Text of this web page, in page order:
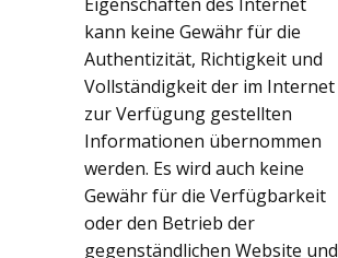
kann keine Gewähr für die
Authentizität, Richtigkeit und
Vollständigkeit der im Internet
zur Verfügung gestellten
Informationen übernommen
werden. Es wird auch keine
Gewähr für die Verfügbarkeit
oder den Betrieb der
gegenständlichen Website und